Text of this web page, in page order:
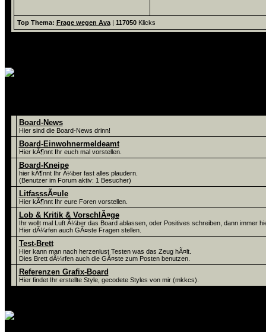
Top Thema: Frage wegen Ava| 117050Klicks
Board-News
Hier sind die Board-News drinn!
Board-Einwohnermeldeamt
Hier kÃ¶nnt Ihr euch mal vorstellen.
Board-Kneipe
hier kÃ¶nnt Ihr Ã¼ber fast alles plaudern.
(Benutzer im Forum aktiv: 1 Besucher)
LitfasssÃ¤ule
Hier kÃ¶nnt Ihr eure Foren vorstellen.
Lob & Kritik & VorschlÃ¤ge
Ihr wollt mal Luft Ã¼ber das Board ablassen, oder Positives schreiben, dann immer
Hier dÃ¼rfen auch GÃ¤ste Fragen stellen.
Test-Brett
Hier kann man nach herzenlust Testen was das Zeug hÃ¤lt.
Dies Brett dÃ¼rfen auch die GÃ¤ste zum Posten benutzen.
Referenzen Grafix-Board
Hier findet Ihr erstellte Style, gecodete Styles von mir (mkkcs).